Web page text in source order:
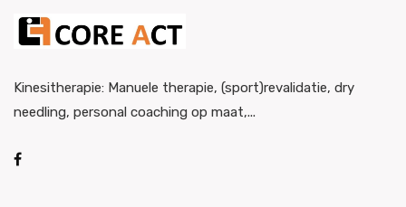
Kinesitherapie: Manuele therapie, (sport)revalidatie, dry
needling, personal coaching op maat,...